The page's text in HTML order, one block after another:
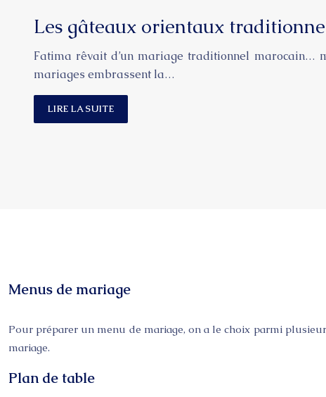
Les gâteaux orientaux
Fatima rêvait d’un mariage traditionnel marocain…
mariages embrassent la…
LIRE LA SUITE
Menus de mariage
Pour préparer un menu de mariage, on a le choix parmi
mariage.
Plan de table